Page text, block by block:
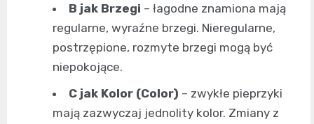
B jak Brzegi – łagodne znamiona mają
regularne, wyraźne brzegi. Nieregularne,
postrzępione, rozmyte brzegi mogą być
niepokojące.
C jak Kolor (Color) – zwykłe pieprzyki
mają zazwyczaj jednolity kolor. Zmiany z